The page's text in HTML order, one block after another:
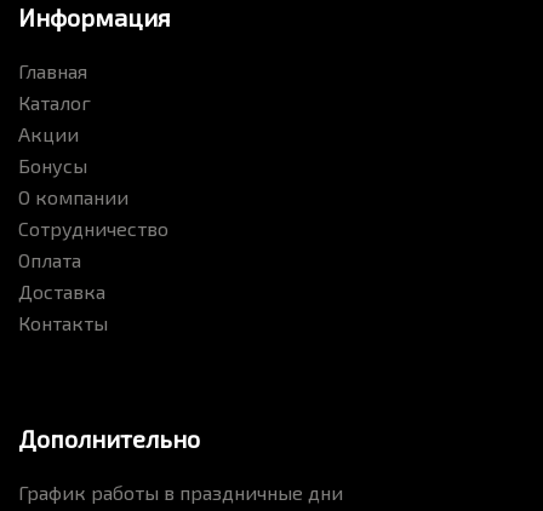
Информация
Главная
Каталог
Акции
Бонусы
О компании
Сотрудничество
Оплата
Доставка
Контакты
Дополнительно
График работы в праздничные дни